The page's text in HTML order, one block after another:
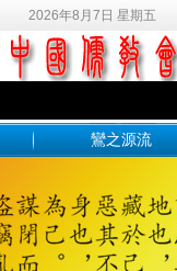
2026年8月7日 星期五
鸞之源流